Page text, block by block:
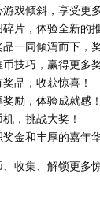
戏倾斜，享受更
片，体验全新的
一同倾泻而下，
技巧，赢得更多
品，收获惊喜！
励，体验成就感！
，挑战大奖！
金和丰厚的嘉年
收集、解锁更